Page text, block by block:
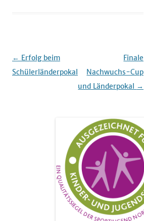
Beitrags-
Navigation
← Erfolg beim
Schülerländerpokal
Finale
Nachwuchs-Cup
und Länderpokal →